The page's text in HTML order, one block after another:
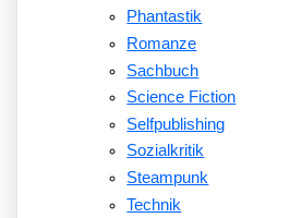
Phantastik
Romanze
Sachbuch
Science Fiction
Selfpublishing
Sozialkritik
Steampunk
Technik